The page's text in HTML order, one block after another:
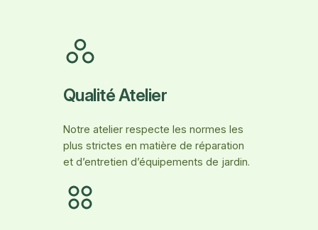
Qualité Atelier
Notre atelier respecte les normes les
plus strictes en matière de réparation
et d’entretien d’équipements de jardin.